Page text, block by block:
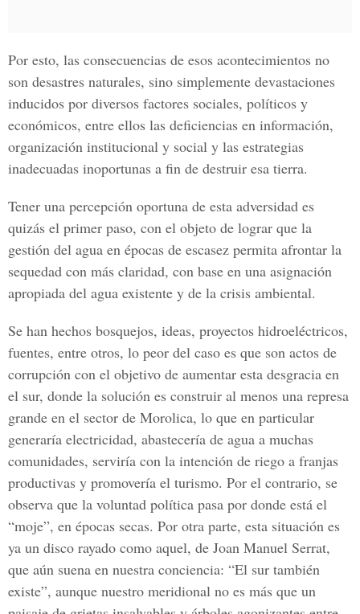
Por esto, las consecuencias de esos acontecimientos no
son desastres naturales, sino simplemente devastaciones
inducidos por diversos factores sociales, políticos y
económicos, entre ellos las deficiencias en información,
organización institucional y social y las estrategias
inadecuadas inoportunas a fin de destruir esa tierra.
Tener una percepción oportuna de esta adversidad es
quizás el primer paso, con el objeto de lograr que la
gestión del agua en épocas de escasez permita afrontar la
sequedad con más claridad, con base en una asignación
apropiada del agua existente y de la crisis ambiental.
Se han hechos bosquejos, ideas, proyectos hidroeléctricos,
fuentes, entre otros, lo peor del caso es que son actos de
corrupción con el objetivo de aumentar esta desgracia en
el sur, donde la solución es construir al menos una represa
grande en el sector de Morolica, lo que en particular
generaría electricidad, abastecería de agua a muchas
comunidades, serviría con la intención de riego a franjas
productivas y promovería el turismo. Por el contrario, se
observa que la voluntad política pasa por donde está el
“moje”, en épocas secas. Por otra parte, esta situación es
ya un disco rayado como aquel, de Joan Manuel Serrat,
que aún suena en nuestra conciencia: “El sur también
existe”, aunque nuestro meridional no es más que un